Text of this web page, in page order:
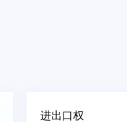
进出口权